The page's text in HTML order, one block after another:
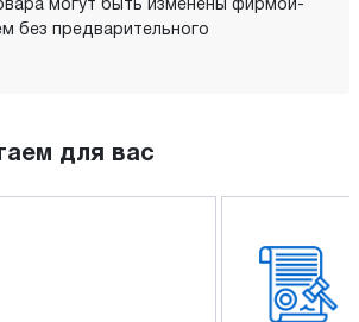
могут быть изменены фирмой-
без предварительного
для вас